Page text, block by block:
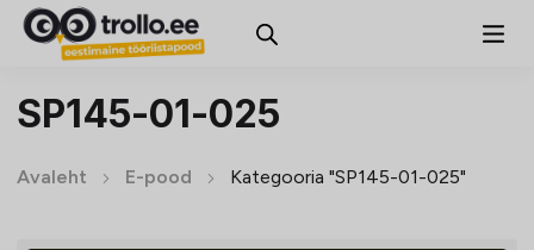
SP145-01-025
Avaleht E-pood Kategooria "SP145-01-025"